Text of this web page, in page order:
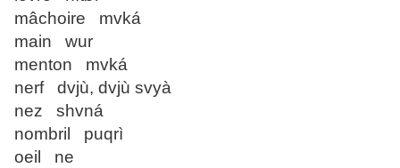
mâchoire mvká
main wur
menton mvká
nerf dvjù, dvjù svyà
nez shvná
nombril puqrì
oeil ne